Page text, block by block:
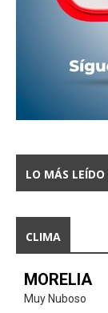
LO MÁS LEÍDO
CLIMA
MORELIA
Muy Nuboso